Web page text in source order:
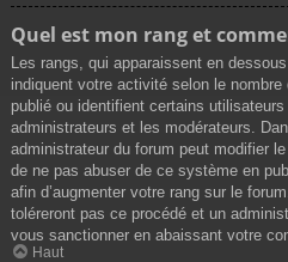
Quel est mon rang et
Les rangs, qui apparaissent en
indiquent votre activité selon le
publié ou identifient certains
administrateurs et les modérateurs.
administrateur du forum peut modifier
de ne pas abuser de ce système en
afin d’augmenter votre rang sur le
toléreront pas ce procédé et un
vous sanctionner en abaissant votre
Haut